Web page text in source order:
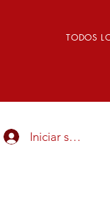
TODOS
Iniciar sesión